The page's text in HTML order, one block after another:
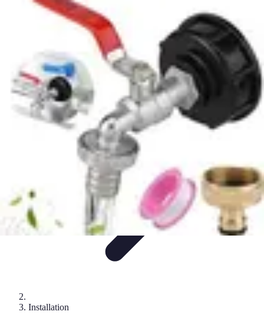
Système Irrigation
MaintenanceInnovations en irrigationInstallation et
Entretien et Maintenance
Système Irrigation
Installation